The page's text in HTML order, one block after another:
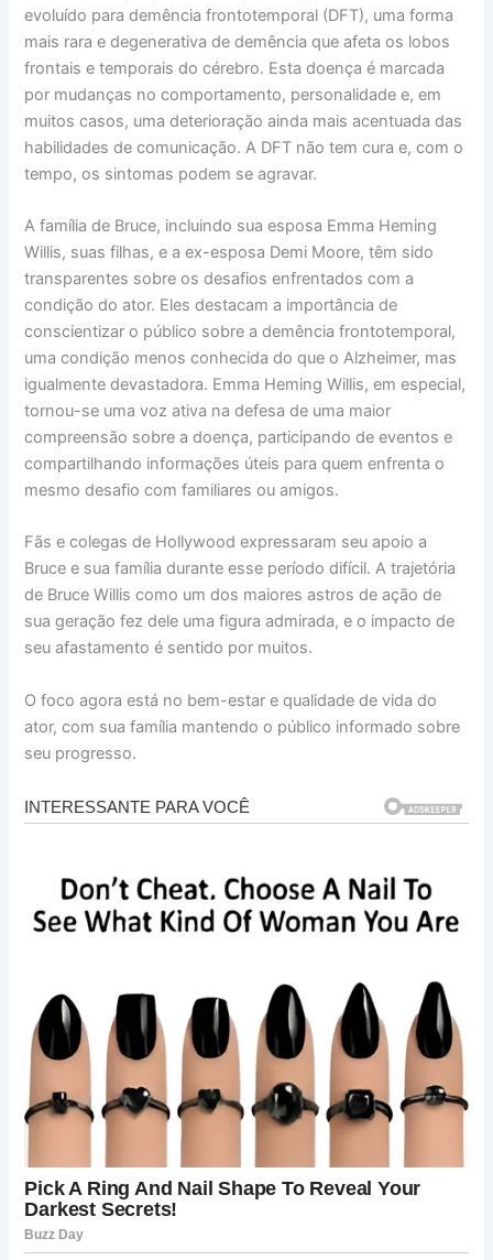
evoluído para demência frontotemporal (DFT), uma forma
mais rara e degenerativa de demência que afeta os lobos
frontais e temporais do cérebro. Esta doença é marcada
por mudanças no comportamento, personalidade e, em
muitos casos, uma deterioração ainda mais acentuada das
habilidades de comunicação. A DFT não tem cura e, com o
tempo, os sintomas podem se agravar.
A família de Bruce, incluindo sua esposa Emma Heming
Willis, suas filhas, e a ex-esposa Demi Moore, têm sido
transparentes sobre os desafios enfrentados com a
condição do ator. Eles destacam a importância de
conscientizar o público sobre a demência frontotemporal,
uma condição menos conhecida do que o Alzheimer, mas
igualmente devastadora. Emma Heming Willis, em especial,
tornou-se uma voz ativa na defesa de uma maior
compreensão sobre a doença, participando de eventos e
compartilhando informações úteis para quem enfrenta o
mesmo desafio com familiares ou amigos.
Fãs e colegas de Hollywood expressaram seu apoio a
Bruce e sua família durante esse período difícil. A trajetória
de Bruce Willis como um dos maiores astros de ação de
sua geração fez dele uma figura admirada, e o impacto de
seu afastamento é sentido por muitos.
O foco agora está no bem-estar e qualidade de vida do
ator, com sua família mantendo o público informado sobre
seu progresso.